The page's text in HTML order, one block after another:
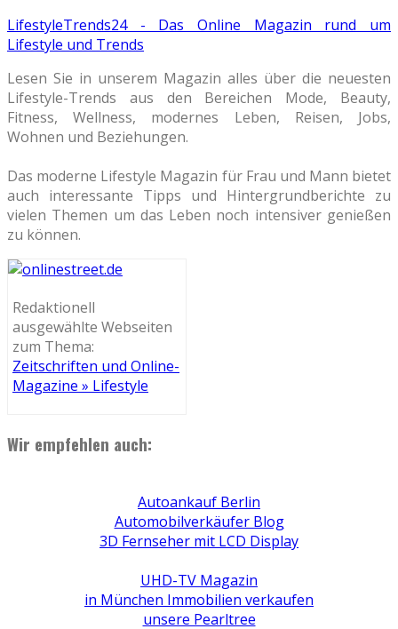
LifestyleTrends24 - Das Online Magazin rund um
Lifestyle und Trends
Lesen Sie in unserem Magazin alles über die neuesten
Lifestyle-Trends aus den Bereichen Mode, Beauty,
Fitness, Wellness, modernes Leben, Reisen, Jobs,
Wohnen und Beziehungen.
Das moderne Lifestyle Magazin für Frau und Mann bietet
auch interessante Tipps und Hintergrundberichte zu
vielen Themen um das Leben noch intensiver genießen
zu können.
Redaktionell
ausgewählte Webseiten
zum Thema:
Zeitschriften und Online-
Magazine » Lifestyle
Wir empfehlen auch:
Autoankauf Berlin
Automobilverkäufer Blog
3D Fernseher mit LCD Display
UHD-TV Magazin
in München Immobilien verkaufen
unsere Pearltree